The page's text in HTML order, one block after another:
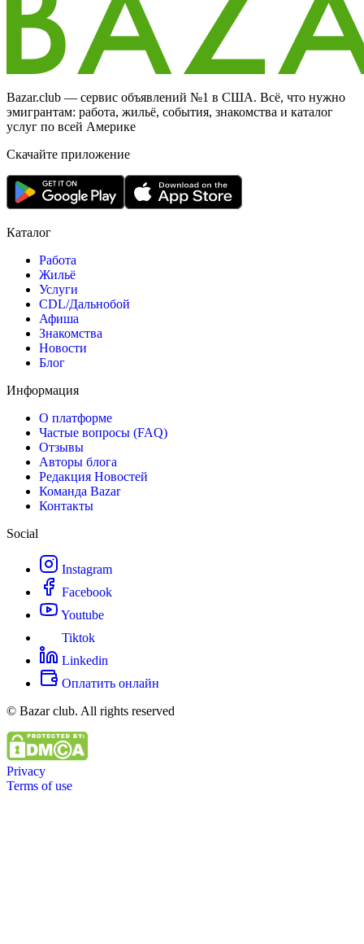
Bazar.club — сервис объявлений №1 в США. Всё, что нужно
эмигрантам: работа, жильё, события, знакомства и каталог
услуг по всей Америке
Скачайте приложение
Каталог
Работа
Жильё
Услуги
CDL/Дальнобой
Афиша
Знакомства
Новости
Блог
Информация
О платформе
Частые вопросы (FAQ)
Отзывы
Авторы блога
Редакция Новостей
Команда Bazar
Контакты
Social
Instagram
Facebook
Youtube
Tiktok
Linkedin
Оплатить онлайн
© Bazar club. All rights reserved
Privacy
Terms of use